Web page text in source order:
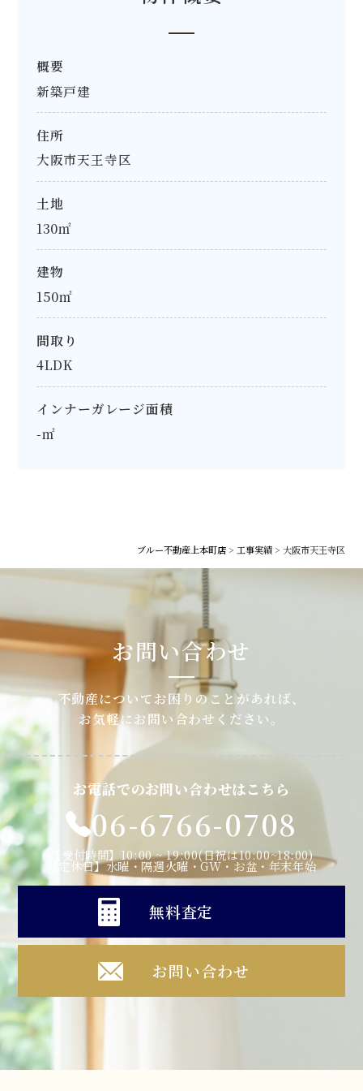
概要
新築戸建
住所
大阪市天王寺区
土地
130㎡
建物
150㎡
間取り
4LDK
インナーガレージ面積
-㎡
ブルー不動産上本町店> 工事実績> 大阪市天王寺区
お問い合わせ
不動産についてお困りのことがあれば、
お気軽にお問い合わせください。
お電話でのお問い合わせはこちら
06-6766-0708
【受付時間】10:00 ~ 19:00(日祝は10:00~18:00)
【定休日】水曜・隔週火曜・GW・お盆・年末年始
無料査定
お問い合わせ